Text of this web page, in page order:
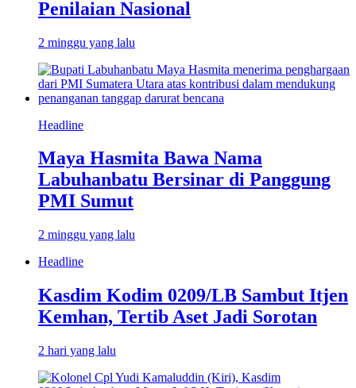
Penilaian Nasional
2 minggu yang lalu
Headline
Maya Hasmita Bawa Nama
Labuhanbatu Bersinar di Panggung
PMI Sumut
2 minggu yang lalu
Headline
Kasdim Kodim 0209/LB Sambut Itjen
Kemhan, Tertib Aset Jadi Sorotan
2 hari yang lalu